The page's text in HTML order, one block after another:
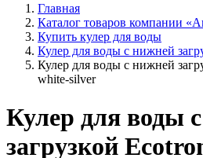
Главная
Каталог товаров компании
Купить кулер для воды
Кулер для воды с нижней
Кулер для воды с нижней
white-silver
Кулер для воды
загрузкой